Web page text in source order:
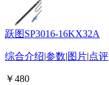
跃图SP3016-16KX32A
综合介绍|参数|图片|点评
￥480